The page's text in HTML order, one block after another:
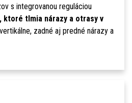
s integrovanou reguláciou
ktoré tlmia nárazy a otrasy v
zadné aj predné nárazy a